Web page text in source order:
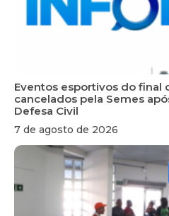
Eventos esportivos do final
cancelados pela Semes
Defesa Civil
7 de agosto de 2026